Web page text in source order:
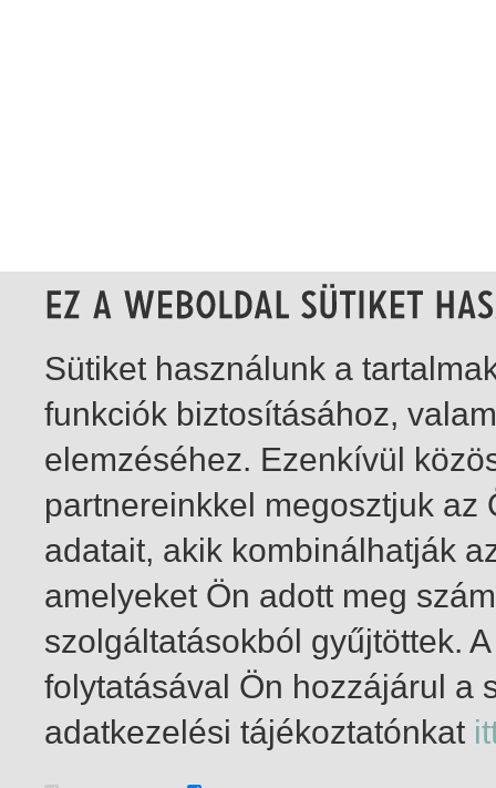
1-1 / insgesamt 1 Treffer
Sütiket használunk a
funkciók biztosításához,
elemzéséhez. Ezenkívül
partnereinkkel megosztjuk
adatait, akik kombinálhatják
amelyeket Ön adott meg
szolgáltatásokból gyűjtöttek.
folytatásával Ön hozzájárul a
adatkezelési tájékoztatónkat